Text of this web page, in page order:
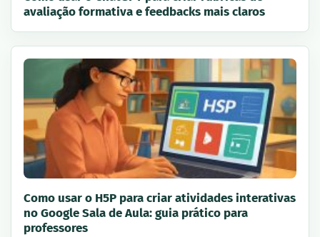
avaliação formativa e feedbacks mais claros
Como usar o H5P para criar atividades interativas
no Google Sala de Aula: guia prático para
professores